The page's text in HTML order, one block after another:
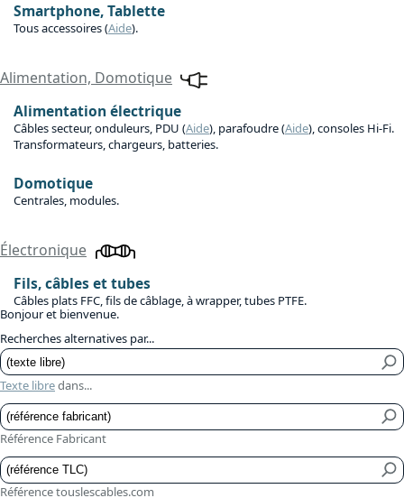
Smartphone, Tablette
Tous accessoires (Aide).
Alimentation, Domotique
Alimentation électrique
Câbles secteur, onduleurs, PDU (Aide), parafoudre (Aide), consoles Hi-Fi.
Transformateurs, chargeurs, batteries.
Domotique
Centrales, modules.
Électronique
Fils, câbles et tubes
Câbles plats FFC, fils de câblage, à wrapper, tubes PTFE.
Bonjour et bienvenue.
Recherches alternatives par...
Texte libredans...
Référence Fabricant
Référence touslescables.com